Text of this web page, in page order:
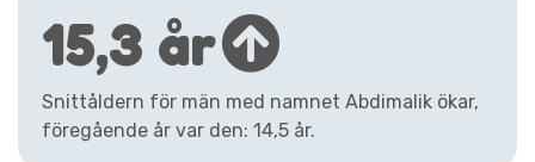
15,3 år
Snittåldern för män med namnet Abdimalik ökar,
föregående år var den: 14,5 år.